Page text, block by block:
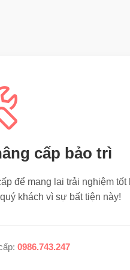
cấp bảo trì
để mang lại trải nghiệm tốt
khách vì sự bất tiện này!
0986.743.247